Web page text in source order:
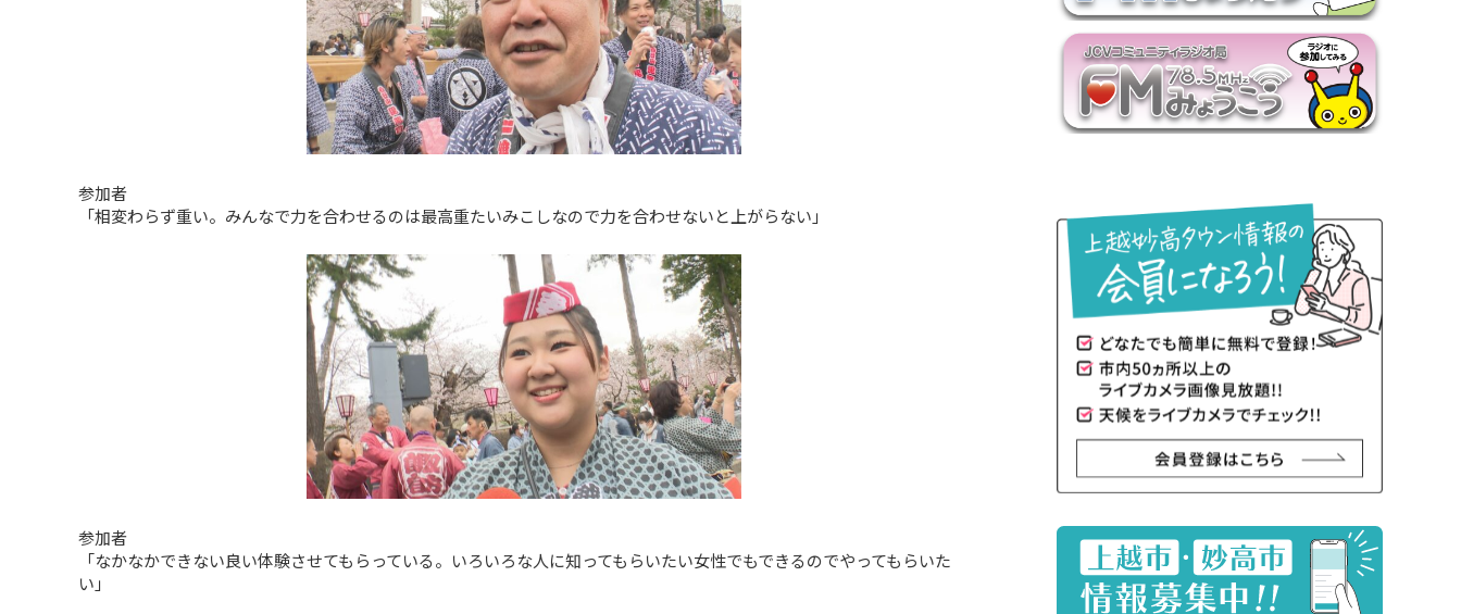
参加者
「相変わらず重い。みんなで力を合わせるのは最高重たいみこしなので力を合わせないと上がらない」
参加者
「なかなかできない良い体験させてもらっている。いろいろな人に知ってもらいたい女性でもできるのでやってもらいた
い」